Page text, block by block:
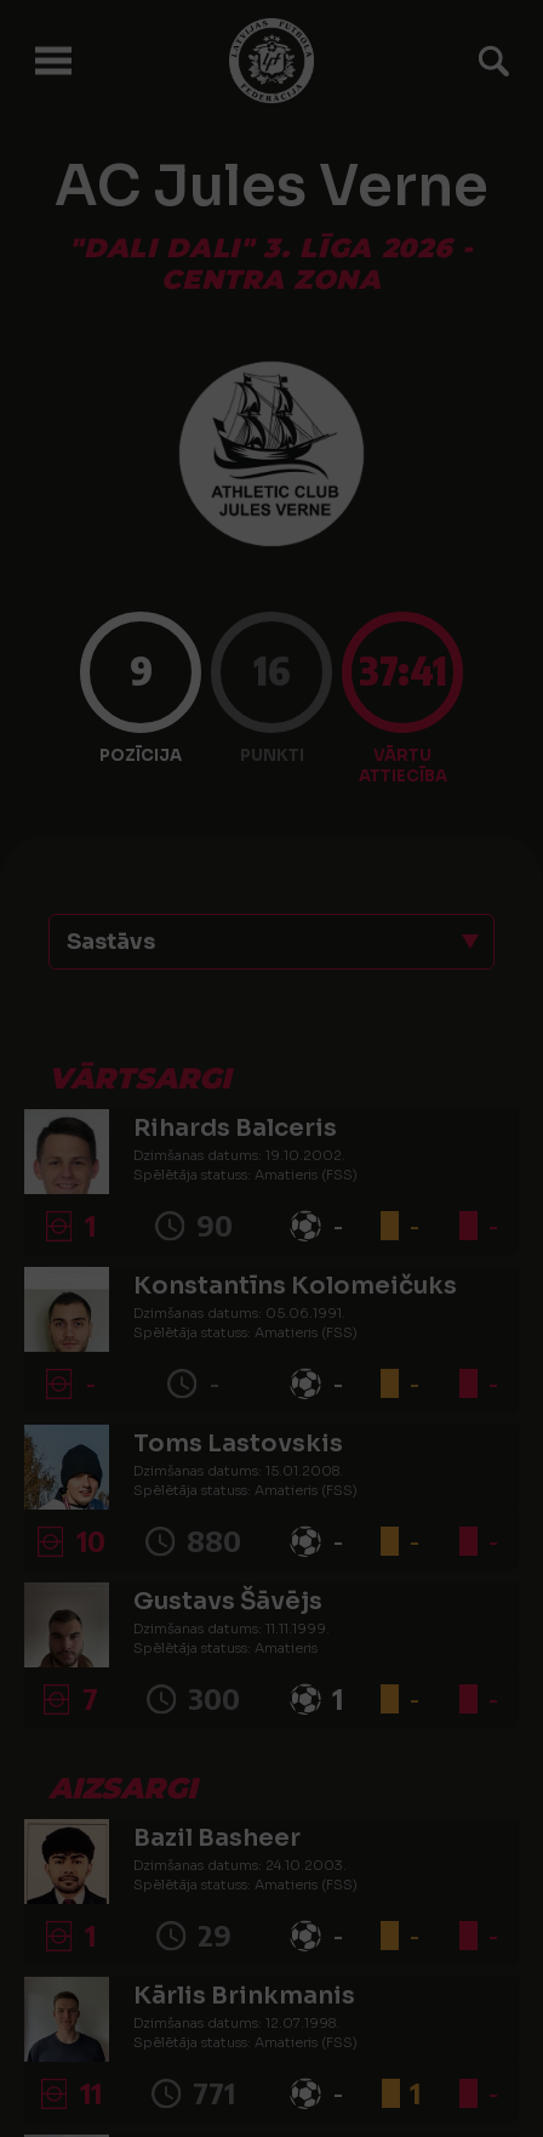
AC Jules Verne
"DALI DALI" 3. LĪGA 2026 -
CENTRA ZONA
9
POZĪCIJA
16
PUNKTI
37:41
VĀRTU
ATTIECĪBA
Sastāvs
VĀRTSARGI
Rihards Balceris
Dzimšanas datums: 19.10.2002.
Spēlētāja statuss: Amatieris (FSS)
1 90 - - -
Konstantīns Kolomeičuks
Dzimšanas datums: 05.06.1991.
Spēlētāja statuss: Amatieris (FSS)
- - - - -
Toms Lastovskis
Dzimšanas datums: 15.01.2008.
Spēlētāja statuss: Amatieris (FSS)
10 880 - - -
Gustavs Šāvējs
Dzimšanas datums: 11.11.1999.
Spēlētāja statuss: Amatieris
7 300 1 - -
AIZSARGI
Bazil Basheer
Dzimšanas datums: 24.10.2003.
Spēlētāja statuss: Amatieris (FSS)
1 29 - - -
Kārlis Brinkmanis
Dzimšanas datums: 12.07.1998.
Spēlētāja statuss: Amatieris (FSS)
11 771 - 1 -